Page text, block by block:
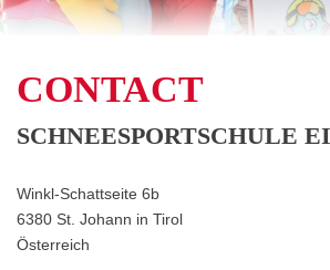
CONTACT
SCHNEESPORTSCHULE
Winkl-Schattseite 6b
6380 St. Johann in Tirol
Österreich